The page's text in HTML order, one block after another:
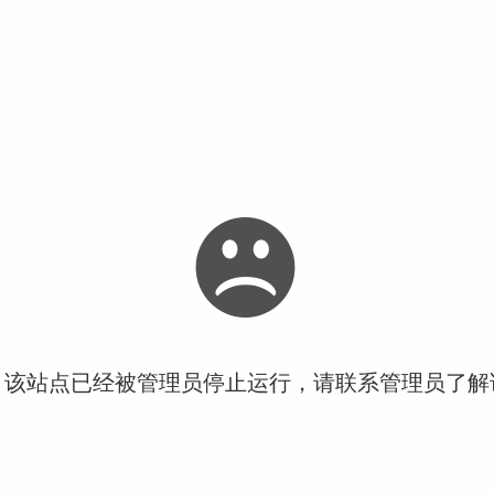
站点已经被管理员停止运行，请联系管理员了